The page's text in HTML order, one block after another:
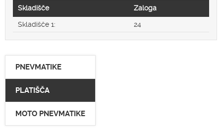
Skladišče Zaloga
Skladišče 1: 24
PNEVMATIKE
PLATIŠČA
MOTO PNEVMATIKE